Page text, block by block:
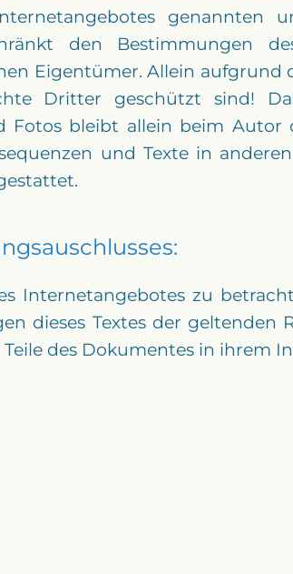
den Bestimmungen
Eigentümer. Allein
Dritter geschützt sind!
Fotos bleibt allein beim Autor
und Texte in
Internetangebotes zu
dieses Textes der
des Dokumentes in ihrem